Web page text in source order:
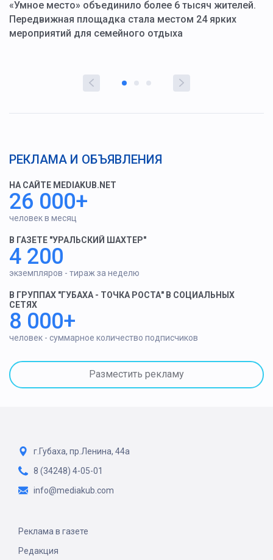
«Умное место» объединило более 6 тысяч жителей.
Передвижная площадка стала местом 24 ярких
мероприятий для семейного отдыха
РЕКЛАМА И ОБЪЯВЛЕНИЯ
НА САЙТЕ MEDIAKUB.NET
26 000+
человек в месяц
В ГАЗЕТЕ "УРАЛЬСКИЙ ШАХТЕР"
4 200
экземпляров - тираж за неделю
В ГРУППАХ "ГУБАХА - ТОЧКА РОСТА" В СОЦИАЛЬНЫХ
СЕТЯХ
8 000+
человек - суммарное количество подписчиков
Разместить рекламу
г.Губаха, пр.Ленина, 44а
8 (34248) 4-05-01
info@mediakub.com
Реклама в газете
Редакция